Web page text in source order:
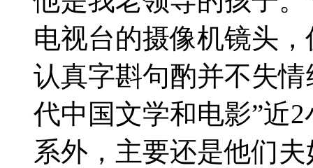
电视台的摄像机镜头
认真字斟句酌并不失
代中国文学和电影”近
系外，主要还是他们